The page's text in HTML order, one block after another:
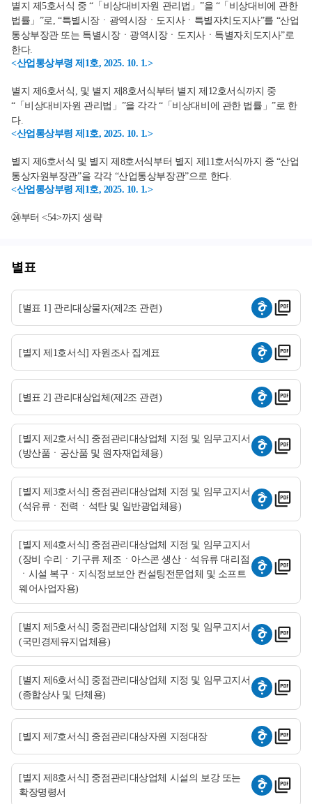
별지 제5호서식 중 “「비상대비자원 관리법」”을 “「비상대비에 관한
법률」”로, “특별시장ㆍ광역시장ㆍ도지사ㆍ특별자치도지사”를 “산업
통상부장관 또는 특별시장ㆍ광역시장ㆍ도지사ㆍ특별자치도지사”로
한다.
<산업통상부령 제1호, 2025. 10. 1.>
별지 제6호서식, 및 별지 제8호서식부터 별지 제12호서식까지 중
“「비상대비자원 관리법」”을 각각 “「비상대비에 관한 법률」”로 한
다.
<산업통상부령 제1호, 2025. 10. 1.>
별지 제6호서식 및 별지 제8호서식부터 별지 제11호서식까지 중 “산업
통상자원부장관”을 각각 “산업통상부장관”으로 한다.
<산업통상부령 제1호, 2025. 10. 1.>
㉔부터 <54>까지 생략
별표
[별표 1] 관리대상물자(제2조 관련)
[별지 제1호서식] 자원조사 집계표
[별표 2] 관리대상업체(제2조 관련)
[별지 제2호서식] 중점관리대상업체 지정 및 임무고지서
(방산품ㆍ공산품 및 원자재업체용)
[별지 제3호서식] 중점관리대상업체 지정 및 임무고지서
(석유류ㆍ전력ㆍ석탄 및 일반광업체용)
[별지 제4호서식] 중점관리대상업체 지정 및 임무고지서
(장비 수리ㆍ기구류 제조ㆍ아스콘 생산ㆍ석유류 대리점
ㆍ시설 복구ㆍ지식정보보안 컨설팅전문업체 및 소프트
웨어사업자용)
[별지 제5호서식] 중점관리대상업체 지정 및 임무고지서
(국민경제유지업체용)
[별지 제6호서식] 중점관리대상업체 지정 및 임무고지서
(종합상사 및 단체용)
[별지 제7호서식] 중점관리대상자원 지정대장
[별지 제8호서식] 중점관리대상업체 시설의 보강 또는
확장명령서